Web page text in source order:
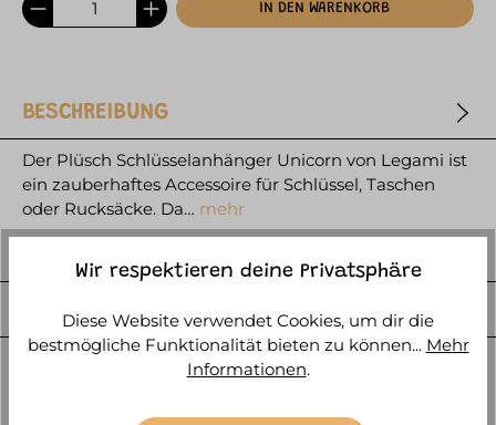
IN DEN WARENKORB
BESCHREIBUNG
Der Plüsch Schlüsselanhänger Unicorn von Legami ist
ein zauberhaftes Accessoire für Schlüssel, Taschen
oder Rucksäcke. Da… mehr
Wir respektieren deine Privatsphäre
Diese Website verwendet Cookies, um dir die
bestmögliche Funktionalität bieten zu können... Mehr
Informationen.